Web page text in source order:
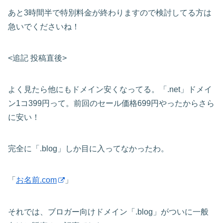
あと3時間半で特別料金が終わりますので検討してる方は
急いでくださいね！
<追記 投稿直後>
よく見たら他にもドメイン安くなってる。「.net」ドメイ
ン1コ399円って。前回のセール価格699円やったからさら
に安い！
完全に「.blog」しか目に入ってなかったわ。
「 お名前.com 」
それでは、ブロガー向けドメイン「.blog」がついに一般